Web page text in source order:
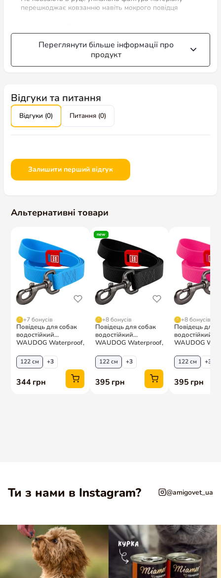
перешкоджає ковзанню навіть мокрого повідця
Переглянути більше інформації про
продукт
Відгуки та питання
Відгуки (0) Питання (0)
Залишити перший відгук
Альтернативні товари
Ти з нами в Instagram? @amigovet_ua